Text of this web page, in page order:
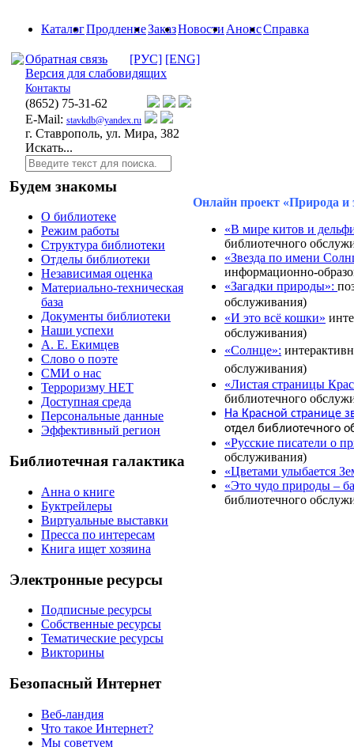
КаталогПродлениеЗаказНовости АнонсСправка
Обратная связь [РУС] [ENG]
Версия для слабовидящих
Контакты
(8652) 75-31-62
E-Mail: stavkdb@yandex.ru
г. Ставрополь, ул. Мира, 382
Искать...
Будем знакомы
О библиотеке
Режим работы
Структура библиотеки
Отделы библиотеки
Независимая оценка
Материально-техническая
база
Документы библиотеки
Наши успехи
А. Е. Екимцев
Слово о поэте
СМИ о нас
Терроризму НЕТ
Доступная среда
Персональные данные
Эффективный регион
Библиотечная галактика
Анна о книге
Буктрейлеры
Виртуальные выставки
Пресса по интересам
Книга ищет хозяина
Электронные ресурсы
Подписные ресурсы
Собственные ресурсы
Тематические ресурсы
Викторины
Безопасный Интернет
Веб-ландия
Что такое Интернет?
Мы советуем
Онлайн проект «Природа и
«В мире китов и
библиотечного
«Звезда по имени
информационно-
«Загадки природы»:
обслуживания)
«И это всё кошки»
обслуживания)
«Солнце»:
обслуживания)
«Листая страницы
библиотечного
На Красной странице
отдел библиотечного
«Русские писатели о
обслуживания)
«Цветами улыбается
«Это чудо природы –
библиотечного